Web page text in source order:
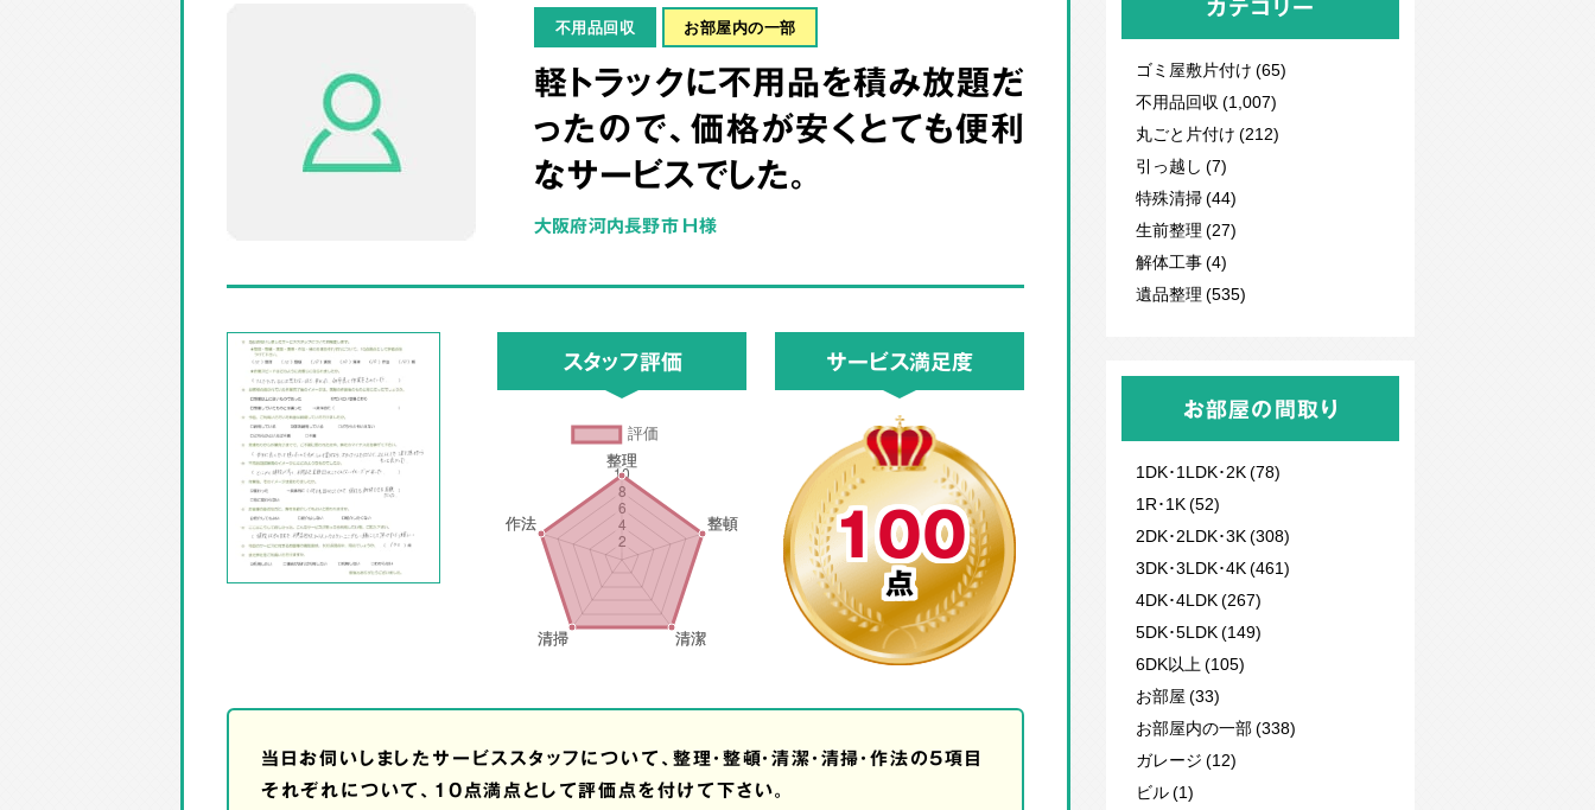
不用品回収 お部屋内の一部
軽トラックに不用品を積み放題だ
ったので、価格が安くとても便利
なサービスでした。
大阪府河内長野市 H様
スタッフ評価 サービス満足度
100
点
当日お伺いしましたサービススタッフについて、整理・整頓・清潔・清掃・作法の5項目
それぞれについて、10点満点として評価点を付けて下さい。
カテゴリー
ゴミ屋敷片付け (65)
不用品回収 (1,007)
丸ごと片付け (212)
引っ越し (7)
特殊清掃 (44)
生前整理 (27)
解体工事 (4)
遺品整理 (535)
お部屋の間取り
1DK･1LDK･2K (78)
1R･1K (52)
2DK･2LDK･3K (308)
3DK･3LDK･4K (461)
4DK･4LDK (267)
5DK･5LDK (149)
6DK以上 (105)
お部屋 (33)
お部屋内の一部 (338)
ガレージ (12)
ビル (1)